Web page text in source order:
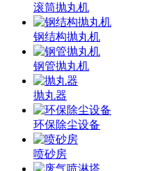
滚筒抛丸机
钢结构抛丸机
钢管抛丸机
抛丸器
环保除尘设备
喷砂房